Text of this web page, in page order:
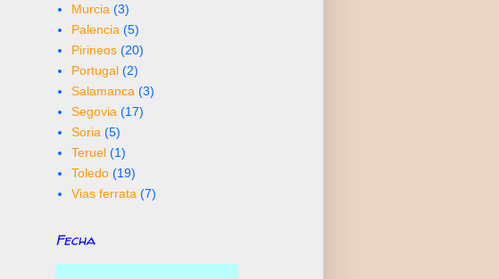
Murcia (3)
Palencia (5)
Pirineos (20)
Portugal (2)
Salamanca (3)
Segovia (17)
Soria (5)
Teruel (1)
Toledo (19)
Vias ferrata (7)
Fecha